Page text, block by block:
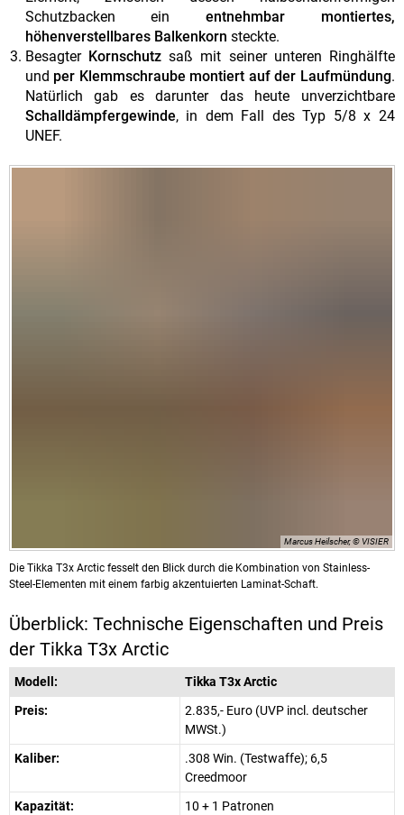
Schutzbacken einentnehmbar montiertes,
höhenverstellbares Balkenkorn steckte.
Besagter Kornschutz saß mit seiner unteren Ringhälfte
und per Klemmschraube montiert auf der Laufmündung.
Natürlich gab es darunter das heute unverzichtbare
Schalldämpfergewinde, in dem Fall des Typ 5/8 x 24
UNEF.
Marcus Heilscher, © VISIER
Die Tikka T3x Arctic fesselt den Blick durch die Kombination von Stainless-
Steel-Elementen mit einem farbig akzentuierten Laminat-Schaft.
Überblick: Technische Eigenschaften und Preis
der Tikka T3x Arctic
Modell:
Tikka T3x Arctic
Preis:
2.835,- Euro (UVP incl. deutscher
MWSt.)
Kaliber:
.308 Win. (Testwaffe); 6,5
Creedmoor
Kapazität:
10 + 1 Patronen